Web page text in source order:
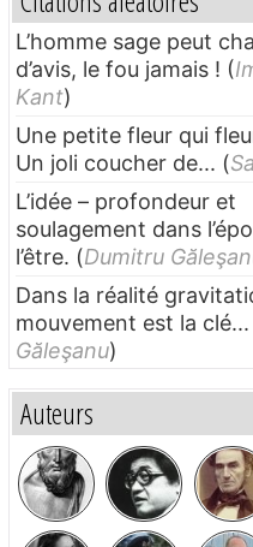
L’homme sage peut
d’avis, le fou jamais ! (
Kant)
Une petite fleur qui
Un joli coucher de... (
L’idée – profondeur et
soulagement dans
l’être. (Dumitru
Dans la réalité
mouvement est la clé...
Găleşanu)
Auteurs